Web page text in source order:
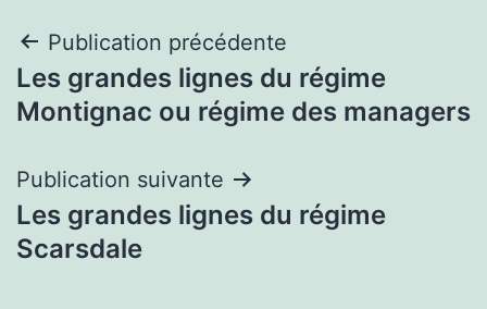
Navigation
de
Publication précédente
Les grandes lignes du régime
Montignac ou régime des managers
Publication suivante
Les grandes lignes du régime
Scarsdale